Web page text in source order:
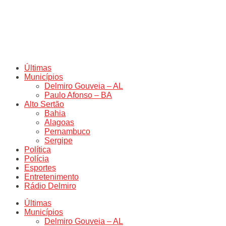
Últimas
Municípios
Delmiro Gouveia – AL
Paulo Afonso – BA
Alto Sertão
Bahia
Alagoas
Pernambuco
Sergipe
Política
Polícia
Esportes
Entretenimento
Rádio Delmiro
Últimas
Municípios
Delmiro Gouveia – AL